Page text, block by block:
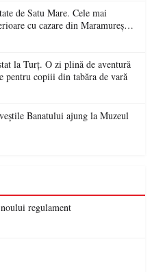
de Satu Mare. Cele mai
cu cazare din Maramureș,
vară
la Turț. O zi plină de aventură
pentru copiii din tabăra de vară
Banatului ajung la Muzeul
regulament